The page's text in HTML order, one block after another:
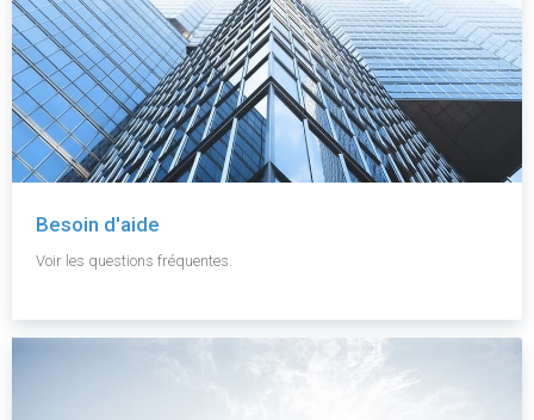
Besoin d'aide
Voir les questions fréquentes.